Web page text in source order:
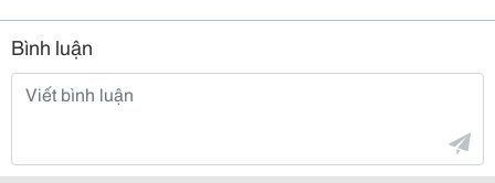
Bình luận